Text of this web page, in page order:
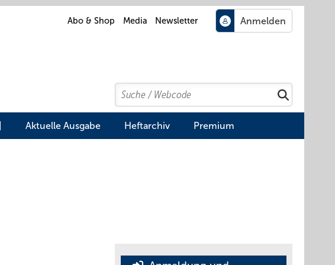
Abo & Shop Media Newsletter
Search
Suchen
Aktuelle Ausgabe Heftarchiv Premium